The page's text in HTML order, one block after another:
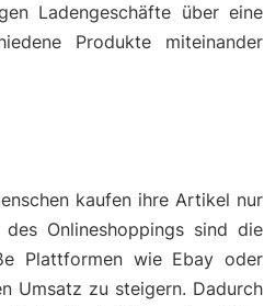
Ladengeschäfte über eine
Produkte miteinander
kaufen ihre Artikel nur
Onlineshoppings sind die
Plattformen wie Ebay oder
Umsatz zu steigern. Dadurch